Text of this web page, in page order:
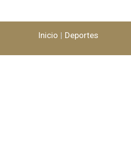
Inicio Deportes